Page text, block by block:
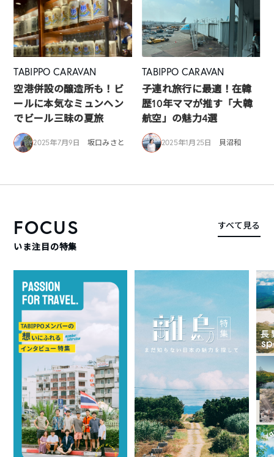
TABIPPO CARAVAN
空港併設の醸造所も！ビ
ールに本気なミュンヘン
でビール三昧の夏旅
2025年7月9日 坂口みさと
TABIPPO CARAVAN
子連れ旅行に最適！在韓
歴10年ママが推す「大韓
航空」の魅力4選
2025年1月25日 貝沼和
FOCUS
いま注目の特集
すべて見る